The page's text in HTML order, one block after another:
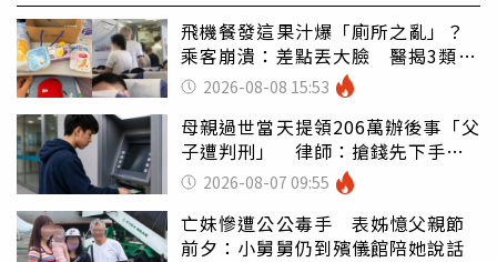
飛機餐發這果汁爆「廁所之亂」？
乘客崩潰：差點丟大臉 醫揭3類人
別亂喝
2026-08-08 15:53
母親過世當天提領206萬辦後事「父
子遭判刑」 律師：搶錢先下手是
罪 2026-08-07 09:55
亡妹慘遭公公毒手 表姊憶父親節
前夕：小舅舅仍到殯儀館陪她說話